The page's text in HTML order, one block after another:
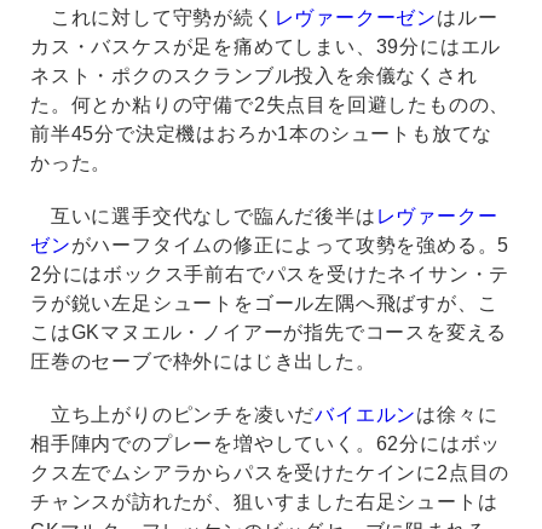
これに対して守勢が続く レヴァークーゼンはルー
カス・バスケスが足を痛めてしまい、39分にはエル
ネスト・ポクのスクランブル投入を余儀なくされ
た。何とか粘りの守備で2失点目を回避したものの、
前半45分で決定機はおろか1本のシュートも放てな
かった。
互いに選手交代なしで臨んだ後半は レヴァークー
ゼンがハーフタイムの修正によって攻勢を強める。5
2分にはボックス手前右でパスを受けたネイサン・テ
ラが鋭い左足シュートをゴール左隅へ飛ばすが、こ
こはGKマヌエル・ノイアーが指先でコースを変える
圧巻のセーブで枠外にはじき出した。
立ち上がりのピンチを凌いだバイエルンは徐々に
相手陣内でのプレーを増やしていく。62分にはボッ
クス左でムシアラからパスを受けたケインに2点目の
チャンスが訪れたが、狙いすました右足シュートは